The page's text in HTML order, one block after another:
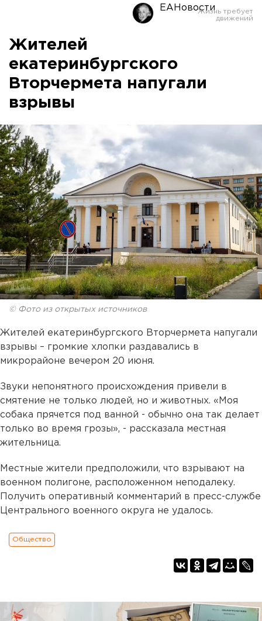
ЕАНовости
Жителей
екатеринбургского
Вторчермета напугали
взрывы
© Фото из открытых источников
Жителей екатеринбургского Вторчермета напугали
взрывы – громкие хлопки раздавались в
микрорайоне вечером 20 июня.
Звуки непонятного происхождения привели в
смятение не только людей, но и животных. «Моя
собака прячется под ванной - обычно она так делает
только во время грозы», - рассказала местная
жительница.
Местные жители предположили, что взрывают на
военном полигоне, расположенном неподалеку.
Получить оперативный комментарий в пресс-службе
Центрального военного округа не удалось.
Общество